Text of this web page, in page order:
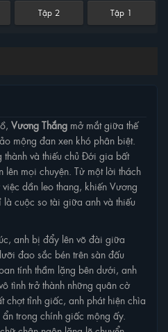
Tập 2 Tập 1
Vương Thắng mở mắt giữa thế
mộng đan xen khó phân biệt.
và thiếu chủ Đới gia bất
lên mọi chuyện. Từ một lời thách
dần leo thang, khiến Vương
cuộc so tài giữa anh và thiếu
anh bị đẩy lên võ đài giữa
đao sắc bén trên sàn đấu
tính thầm lặng bên dưới, anh
tình trở thành những quân cờ
chợt tỉnh giấc, anh phát hiện chìa
trong chính giấc mộng ấy.